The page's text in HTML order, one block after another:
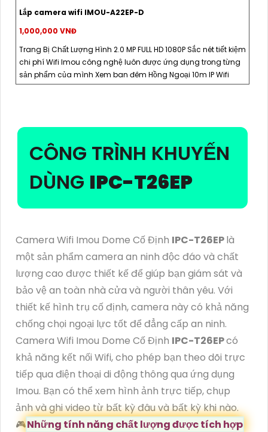
Lắp camera wifi IMOU-A22EP-D
1,000,000 VNĐ
Trang Bị Chất Lượng Hình 2.0 MP FULL HD 1080P Sắc nét tiết kiệm
chi phí Wifi Imou công nghệ luôn được ứng dụng trong từng
sản phẩm của mình Xem ban đêm Hồng Ngoại 10m IP Wifi
CÔNG TRÌNH KHUYẾN
DÙNG IPC-T26EP
Camera Wifi Imou Dome Cố Định IPC-T26EPlà
một sản phẩm camera an ninh độc đáo và chất
lượng cao được thiết kế để giúp bạn giám sát và
bảo vệ an toàn nhà cửa và người thân yêu. Với
thiết kế hình trụ cố định, camera này có khả năng
chống chọi ngoại lực tốt để đẳng cấp an ninh.
Camera Wifi Imou Dome Cố Định IPC-T26EPcó
khả năng kết nối Wifi, cho phép bạn theo dõi trực
tiếp qua điện thoại di động thông qua ứng dụng
Imou. Bạn có thể xem hình ảnh trực tiếp, chụp
ảnh và ghi video từ bất kỳ đâu và bất kỳ khi nào.
🎮Những tính năng chất lượng được tích hợp